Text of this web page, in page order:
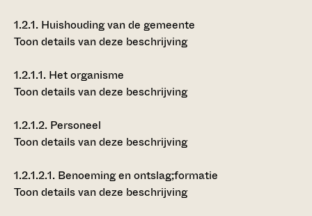
1.2.1. Huishouding van de gemeente
Toon details van deze beschrijving
1.2.1.1. Het organisme
Toon details van deze beschrijving
1.2.1.2. Personeel
Toon details van deze beschrijving
1.2.1.2.1. Benoeming en ontslag;formatie
Toon details van deze beschrijving